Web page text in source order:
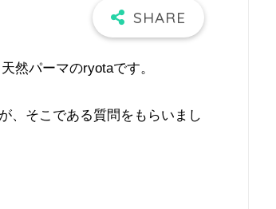
然パーマのryotaです。
、そこである質問をもらいまし